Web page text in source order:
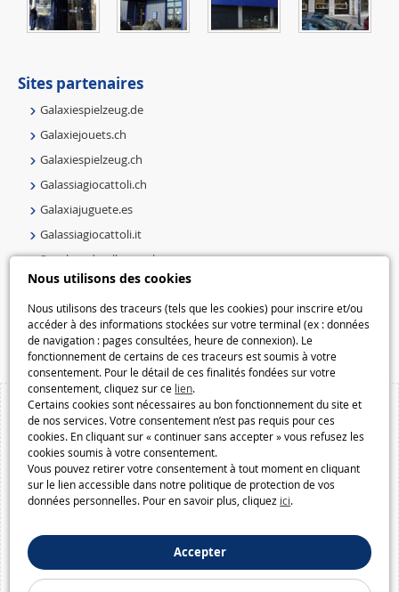
Nous utilisons des cookies
Nous utilisons des traceurs (tels que les cookies) pour inscrire et/ou
accéder à des informations stockées sur votre terminal (ex : données
de navigation : pages consultées, heure de connexion). Le
fonctionnement de certains de ces traceurs est soumis à votre
consentement. Pour le détail de ces finalités fondées sur votre
consentement, cliquez sur ce lien.
Certains cookies sont nécessaires au bon fonctionnement du site et
de nos services. Votre consentement n’est pas requis pour ces
cookies. En cliquant sur « continuer sans accepter » vous refusez les
cookies soumis à votre consentement.
Vous pouvez retirer votre consentement à tout moment en cliquant
sur le lien accessible dans notre politique de protection de vos
données personnelles. Pour en savoir plus, cliquez ici.
Accepter
Sites partenaires
Galaxiespielzeug.de
Galaxiejouets.ch
Galaxiespielzeug.ch
Galassiagiocattoli.ch
Galaxiajuguete.es
Galassiagiocattoli.it
Speelgoedmelkweg.nl
Galaxiespielzeug.be
Speelgoedmelkweg.be
Macway.com